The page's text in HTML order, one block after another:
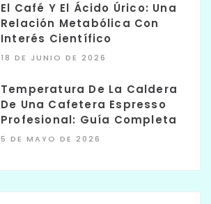
El Café Y El Ácido Úrico: Una
Relación Metabólica Con
Interés Científico
18 DE JUNIO DE 2026
Temperatura De La Caldera
De Una Cafetera Espresso
Profesional: Guía Completa
5 DE MAYO DE 2026